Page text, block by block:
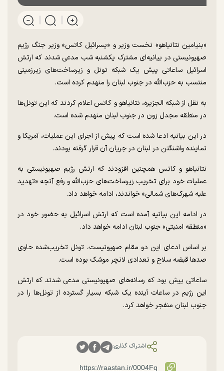
«بنیامین نتانیاهو» نخست وزیر و «یسرائیل کاتس» وزیر جنگ رژیم
صهیونیستی در بیانیه‌ای مشترک یکشنبه شب مدعی شدند که ارتش
اسرائیل ساعاتی پیش یک شبکه تونل و زیرساخت‌های زیرزمینی
منتسب به حزب‌الله در جنوب لبنان را منهدم کرده است.
به نقل از شبکه الجزیره، نتانیاهو و کاتس اعلام کردند که این تونل‌ها
در منطقه مجدل زون در جنوب لبنان منهدم شده است.
در این بیانیه ادعا شده است که پیش از اجرای این عملیات، آمریکا و
نماینده واشنگتن در لبنان در جریان آن قرار گرفته بودند.
نتانیاهو و کاتس همچنین افزودند که ارتش رژیم صهیونیستی به
عملیات خود برای تخریب زیرساخت‌های حزب‌الله و رفع آنچه «تهدید
علیه شهرک‌های شمالی» خواندند، ادامه خواهد داد.
در ادامه این بیانیه آمده است که ارتش اسرائیل به حضور خود در
«منطقه امنیتی» جنوب لبنان ادامه خواهد داد.
بر اساس ادعای این دو مقام صهیونیست، تونل تخریب‌شده حاوی
صد‌ها قبضه سلاح و تعدادی لانچر موشک بوده است.
ساعاتی پیش بود که رسانه‌های صهیونیستی مدعی شدند که ارتش
این رژیم در ساعات آینده یک شبکه بسیار گسترده از تونل‌ها را در
جنوب لبنان منفجر خواهد کرد.
اشتراک گذاری: